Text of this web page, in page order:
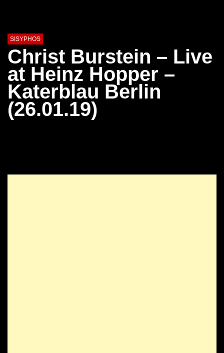
SISYPHOS
Christ Burstein – Live
at Heinz Hopper –
Katerblau Berlin
(26.01.19)